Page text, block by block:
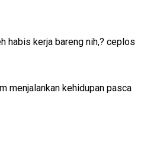
habis kerja bareng nih,? ceplos
menjalankan kehidupan pasca